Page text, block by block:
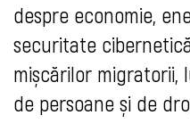
despre economie,
securitate
mișcărilor
de persoane și de